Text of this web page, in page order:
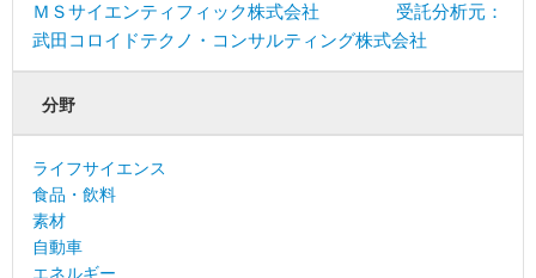
ＭＳサイエンティフィック株式会社 受託分析元：
武田コロイドテクノ・コンサルティング株式会社
分野
ライフサイエンス
食品・飲料
素材
自動車
エネルギー